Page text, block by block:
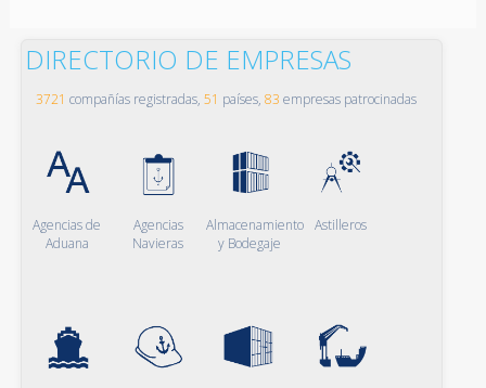
DIRECTORIO DE EMPRESAS
3721 compañías registradas, 51 países, 83 empresas patrocinadas
Agencias de
Aduana
Agencias
Navieras
Almacenamiento
y Bodegaje
Astilleros